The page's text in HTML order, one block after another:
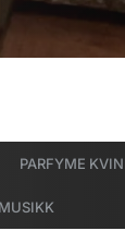
PARFYME
MUSIKK